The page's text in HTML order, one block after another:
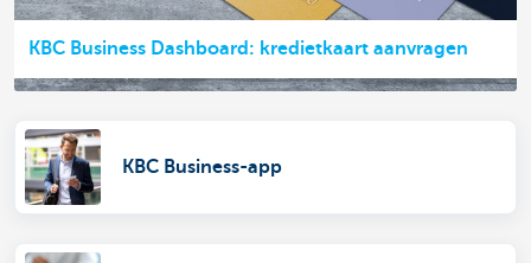
KBC Business Dashboard: kredietkaart aanvragen
KBC Business-app